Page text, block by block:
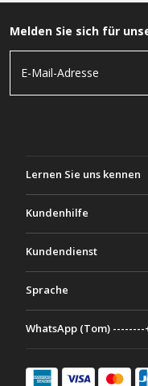
Melden Sie sich für
Lernen Sie uns kennen
Geschäftsbedingungen
Kundenhilfe
Kontaktiere uns
Kundendienst
Zahlungsmethoden
Sprache
Français
WhatsApp (Tom) --------